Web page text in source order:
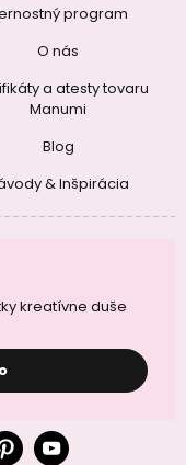
program
O nás
a atesty tovaru
Manumi
Blog
& Inšpirácia
kreatívne duše